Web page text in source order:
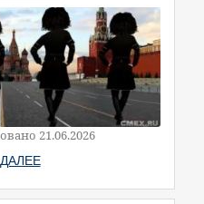
21.06.2026